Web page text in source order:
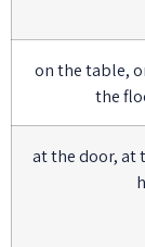
on the table,
the
at the door, at